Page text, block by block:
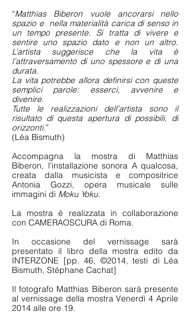
“Matthias Biberon vuole ancorarsi nello
spazio e nella materialità carica di senso in
un tempo presente. Si tratta di vivere e
sentire uno spazio dato e non un altro.
L’artista suggerisce che la vita è
l’attraversamento di uno spessore e di una
durata.
La vita potrebbe allora definirsi con queste
semplici parole: esserci, avvenire e
divenire.
Tutte le realizzazioni dell’artista sono il
risultato di questa apertura di possibili, di
orizzonti.”
(Léa Bismuth)
Accompagna la mostra di Matthias
Biberon, l'installazione sonora A qualcosa,
creata dalla musicista e compositrice
Antonia Gozzi, opera musicale sulle
immagini di Moku Yoku.
La mostra è realizzata in collaborazione
con CAMERAOSCURA di Roma.
In occasione del vernissage sarà
presentato il libro della mostra edito da
INTERZONE [pp. 46, ©2014, testi di Léa
Bismuth, Stéphane Cachat]
Il fotografo Matthias Biberon sarà presente
al vernissage della mostra Venerdì 4 Aprile
2014 alle ore 19.